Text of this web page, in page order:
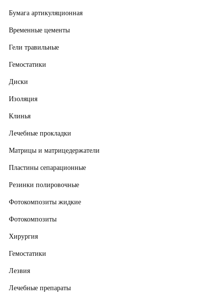
Бумага артикуляционная
Временные цементы
Гели травильные
Гемостатики
Диски
Изоляция
Клинья
Лечебные прокладки
Матрицы и матрицедержатели
Пластины сепарационные
Резинки полировочные
Фотокомпозиты жидкие
Фотокомпозиты
Хирургия
Гемостатики
Лезвия
Лечебные препараты